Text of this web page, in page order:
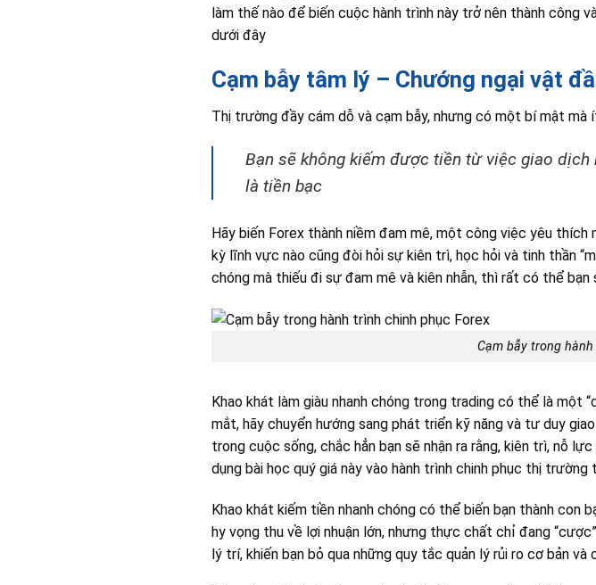
làm thế nào để biến cuộc hành trình này trở nên thành công
dưới đây
Cạm bẫy tâm lý – Chướng ngại vật
Thị trường đầy cám dỗ và cạm bẫy, nhưng có một bí mật mà
Bạn sẽ không kiếm được tiền từ việc giao
là tiền bạc
Hãy biến Forex thành niềm đam mê, một công việc yêu
kỳ lĩnh vực nào cũng đòi hỏi sự kiên trì, học hỏi và tinh thần
chóng mà thiếu đi sự đam mê và kiên nhẫn, thì rất có thể
Cạm bẫy trong
Khao khát làm giàu nhanh chóng trong trading có thể là một
mắt, hãy chuyển hướng sang phát triển kỹ năng và tư duy
trong cuộc sống, chắc hẳn bạn sẽ nhận ra rằng, kiên trì, nỗ
dụng bài học quý giá này vào hành trình chinh phục thị
Khao khát kiếm tiền nhanh chóng có thể biến bạn thành
hy vọng thu về lợi nhuận lớn, nhưng thực chất chỉ đang
lý trí, khiến bạn bỏ qua những quy tắc quản lý rủi ro cơ bản